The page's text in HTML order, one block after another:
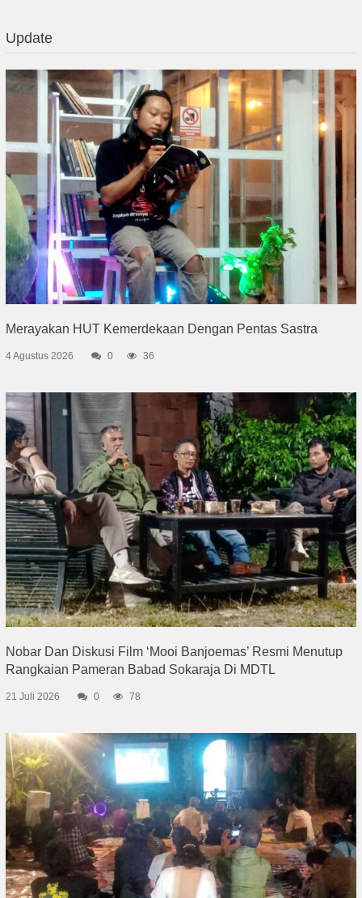
Update
Merayakan HUT Kemerdekaan Dengan Pentas Sastra
4 Agustus 2026 0 36
Nobar Dan Diskusi Film ‘Mooi Banjoemas’ Resmi Menutup
Rangkaian Pameran Babad Sokaraja Di MDTL
21 Juli 2026 0 78